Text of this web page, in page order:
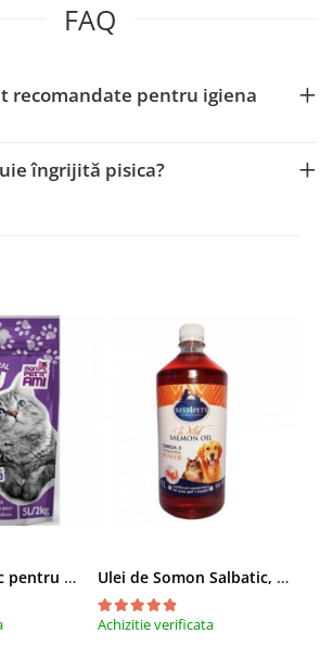
FAQ
recomandate pentru igiena
îngrijită pisica?
Asternut igienic pentru pisici Tofu Lavanda, Mon Petit 5 l Ulei de Somon Salbatic, câini și pisici, piele si blană, BEST4PETS, 1l
Achizitie verificata